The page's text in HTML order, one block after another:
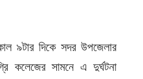
৯টার দিকে সদর উপজেলার
কলেজের সামনে এ দুর্ঘটনা